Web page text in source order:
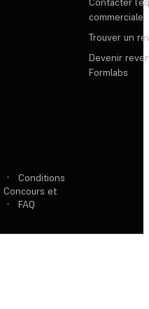
commerciale
Trouver un
Devenir
Formlabs
·
Conditions
Concours et
· FAQ